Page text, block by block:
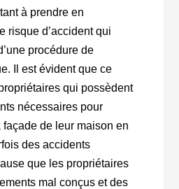
à prendre en
risque d’accident qui
procédure de
Il est évident que ce
qui possèdent
nécessaires pour
de leur maison en
des accidents
que les propriétaires
mal conçus et des